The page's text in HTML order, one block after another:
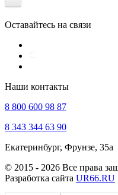
Оставайтесь на связи
Наши контакты
8 800 600 98 87
8 343 344 63 90
Екатеринбург, Фрунзе, 35а
© 2015 - 2026 Все права
Разработка сайта UR66.RU